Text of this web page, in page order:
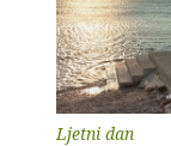
Ljetni dan